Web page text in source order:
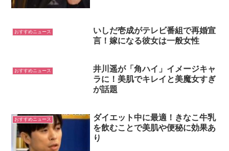
おすすめニュース
いしだ壱成がテレビ番組で再婚宣
言！嫁になる彼女は一般女性
おすすめニュース
井川遥が「角ハイ」イメージキャ
ラに！美肌でキレイと美魔女すぎ
が話題
おすすめニュース
ダイエット中に最適！きなこ牛乳
を飲むことで美肌や便秘に効果あ
り